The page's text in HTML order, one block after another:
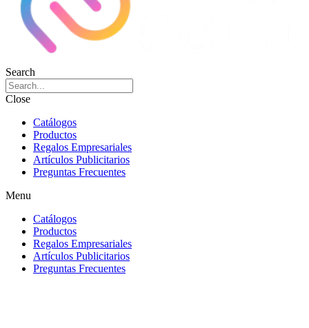
Search
Close
Catálogos
Productos
Regalos Empresariales
Artículos Publicitarios
Preguntas Frecuentes
Menu
Catálogos
Productos
Regalos Empresariales
Artículos Publicitarios
Preguntas Frecuentes